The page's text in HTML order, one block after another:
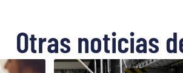
Otras noticias